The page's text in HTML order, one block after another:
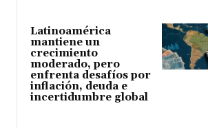
Latinoamérica
mantiene un
crecimiento
moderado, pero
enfrenta desafíos por
inflación, deuda e
incertidumbre global